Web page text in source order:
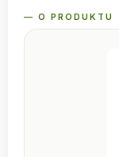
— O PRODUKTU